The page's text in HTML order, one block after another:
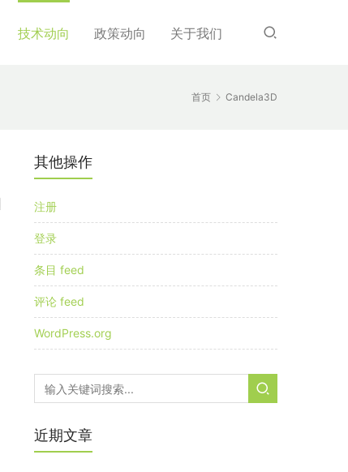
技术动向 政策动向 关于我们
首页 Candela3D
其他操作
注册
登录
条目 feed
评论 feed
WordPress.org
近期文章